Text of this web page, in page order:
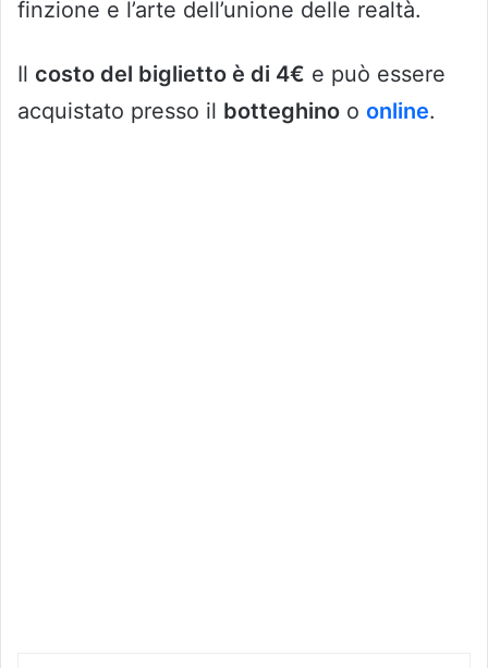
finzione e l’arte dell’unione delle realtà.
Il costo del biglietto è di 4€ e può essere
acquistato presso il botteghino o online.